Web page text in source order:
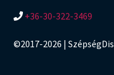
+36-30-322-3469
©2017-2026 |